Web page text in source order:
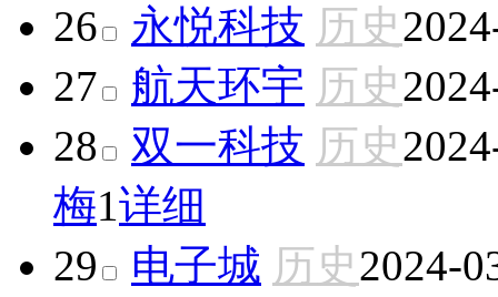
26
永悦科技 历史
27
航天环宇 历史
28
双一科技 历史
梅1详细
29
电子城 历史2024-